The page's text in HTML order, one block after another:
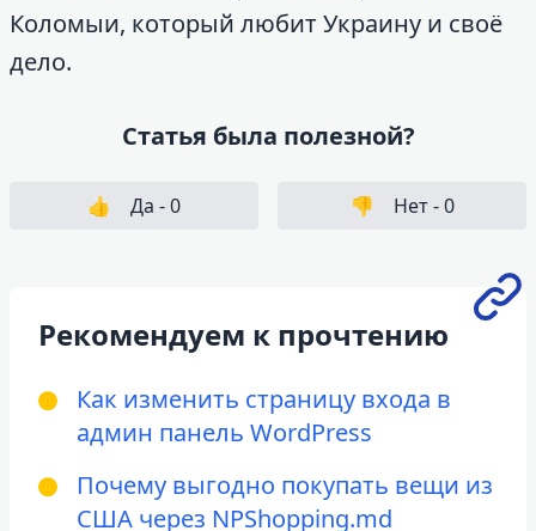
Коломыи, который любит Украину и своё
дело.
Статья была полезной?
👍 Да -0 👎 Нет -0
Рекомендуем к прочтению
Как изменить страницу входа в
админ панель WordPress
Почему выгодно покупать вещи из
США через NPShopping.md